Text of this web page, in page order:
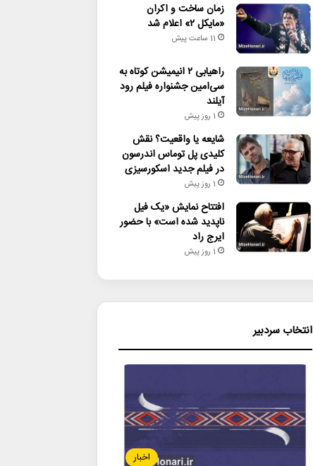
زمان ساخت و اکران
«مایکل ۲» اعلام شد
11 ساعت پیش
راهیابی ۲ انیمیشن کوتاه به
سی‌امین جشنواره فیلم رود
آیلند
1 روز پیش
شایعه یا واقعیت؟ نقش
کلیدی پل توماس اندرسون
در فیلم جدید اسکورسیزی
1 روز پیش
افتتاح نمایش «یک فیل
ناپدید شده است» با حضور
ایرج راد
1 روز پیش
انتخاب سردبیر
اخبار